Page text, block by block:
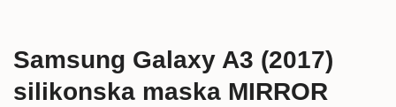
Samsung Galaxy A3 (2017)
silikonska maska MIRROR